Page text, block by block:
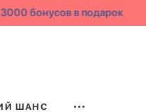
бонусов в подарок
ШАНС